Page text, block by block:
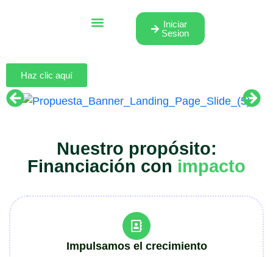
Iniciar
Sesion
Haz clic aquí
Nuestro propósito:
Financiación con impacto
Impulsamos el crecimiento